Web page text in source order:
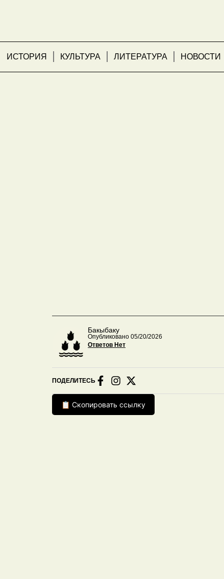
ИСТОРИЯ КУЛЬТУРА ЛИТЕРАТУРА НОВОСТИ
Бакыбаку
Опубликовано 05/20/2026
Ответов Нет
ПОДЕЛИТЕСЬ
📋 Скопировать ссылку